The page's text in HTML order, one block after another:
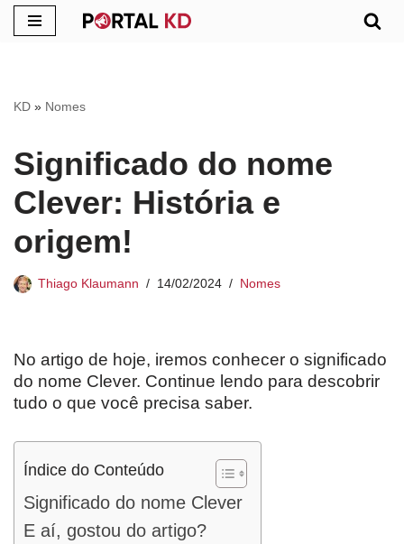
conteúdo
KD » Nomes
Significado do nome
Clever: História e
origem!
Thiago Klaumann 14/02/2024 Nomes
No artigo de hoje, iremos conhecer o significado
do nome Clever. Continue lendo para descobrir
tudo o que você precisa saber.
Índice do Conteúdo
Significado do nome Clever
E aí, gostou do artigo?